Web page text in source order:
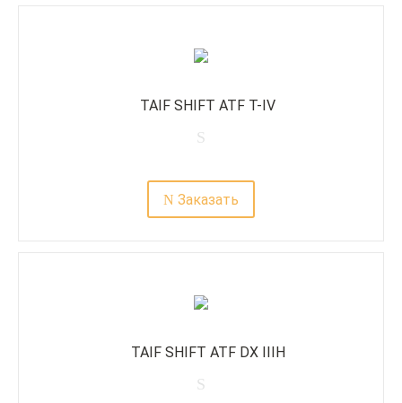
TAIF SHIFT ATF T-IV
Заказать
TAIF SHIFT ATF DX IIIH